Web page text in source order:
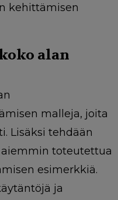
kehittämisen
alan
malleja, joita
Lisäksi tehdään
aiemmin toteutettua
esimerkkiä.
ja